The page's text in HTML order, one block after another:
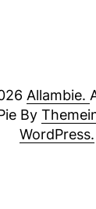
Allambie.
By
WordPress.